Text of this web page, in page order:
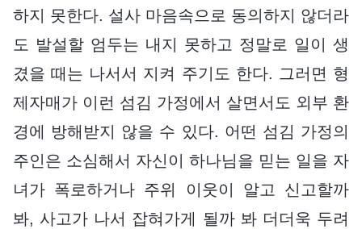
하지 못한다. 설사 마음속으로 동의하지 않더라
도 발설할 엄두는 내지 못하고 정말로 일이 생
겼을 때는 나서서 지켜 주기도 한다. 그러면 형
제자매가 이런 섬김 가정에서 살면서도 외부 환
경에 방해받지 않을 수 있다. 어떤 섬김 가정의
주인은 소심해서 자신이 하나님을 믿는 일을 자
녀가 폭로하거나 주위 이웃이 알고 신고할까
봐, 사고가 나서 잡혀가게 될까 봐 더더욱 두려